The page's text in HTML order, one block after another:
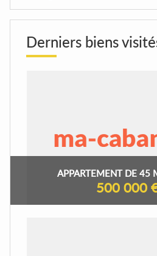
Derniers biens
APPARTEMENT DE 45
500 000